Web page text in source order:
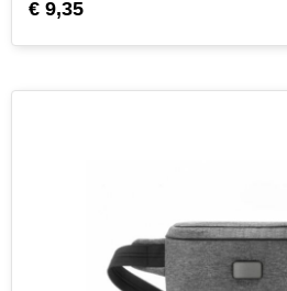
€ 9,35